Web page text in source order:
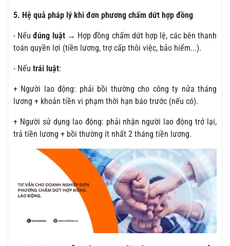
5. Hệ quả pháp lý khi đơn phương chấm dứt hợp đồng
- Nếuđúng luật→ Hợp đồng chấm dứt hợp lệ, các bên thanh
toán quyền lợi (tiền lương, trợ cấp thôi việc, bảo hiểm...).
- Nếu trái luật:
+ Người lao động: phải bồi thường cho công ty nửa tháng
lương + khoản tiền vi phạm thời hạn báo trước (nếu có).
+ Người sử dụng lao động: phải nhận người lao động trở lại,
trả tiền lương + bồi thường ít nhất 2 tháng tiền lương.